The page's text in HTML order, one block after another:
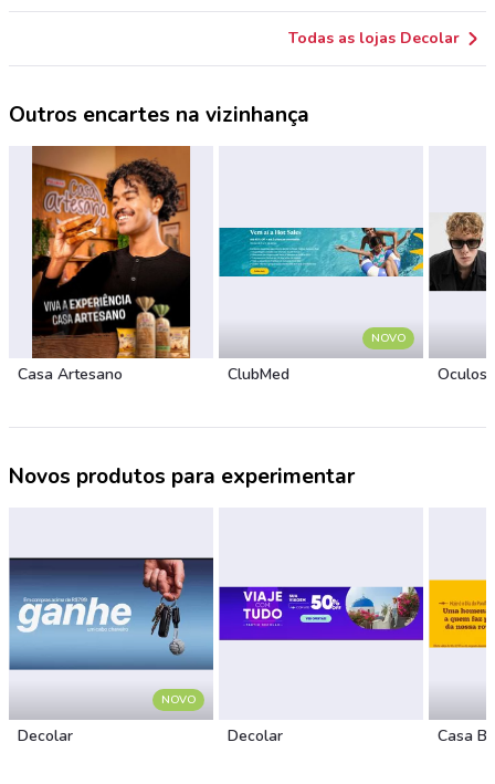
Todas as lojas Decolar
Outros encartes na vizinhança
Casa Artesano
NOVO
ClubMed Óculos
Novos produtos para experimentar
NOVO
Decolar Decolar Casa